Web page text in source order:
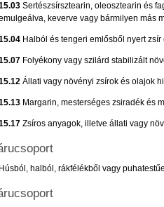
Sertészsírsztearin, oleosztearin és
keverve vagy bármilyen más
Halból és tengeri emlősből nyert
Folyékony vagy szilárd stabilizált
Állati vagy növényi zsírok és olajok
Margarin, mesterséges zsiradék és
Zsíros anyagok, illetve állati vagy
Húsból, halból, rákfélékből vagy